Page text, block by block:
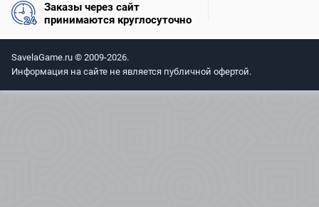
Заказы через сайт
принимаются круглосуточно
SavelaGame.ru © 2009-2026.
Информация на сайте не является публичной офертой.